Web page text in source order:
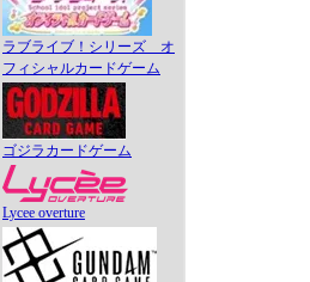
ラブライブ！シリーズ オ
フィシャルカードゲーム
ゴジラカードゲーム
Lycee overture